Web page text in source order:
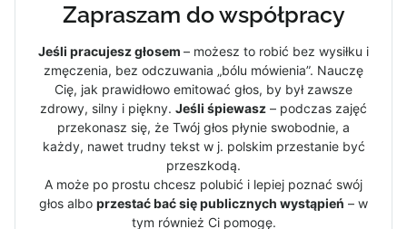
Zapraszam do współpracy
Jeśli pracujesz głosem – możesz to robić bez wysiłku i
zmęczenia, bez odczuwania „bólu mówienia”. Nauczę
Cię, jak prawidłowo emitować głos, by był zawsze
zdrowy, silny i piękny. Jeśli śpiewasz – podczas zajęć
przekonasz się, że Twój głos płynie swobodnie, a
każdy, nawet trudny tekst w j. polskim przestanie być
przeszkodą.
A może po prostu chcesz polubić i lepiej poznać swój
głos albo przestać bać się publicznych wystąpień – w
tym również Ci pomogę.